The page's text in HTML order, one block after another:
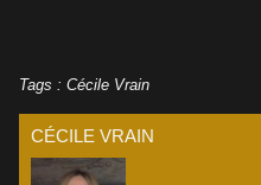
Tags : Cécile Vrain
CÉCILE VRAIN